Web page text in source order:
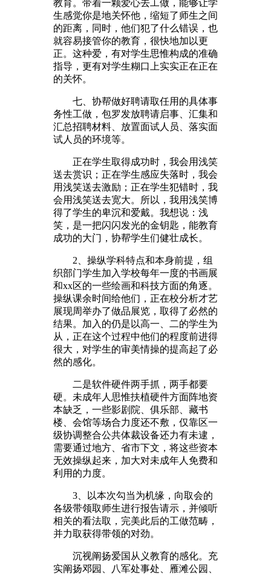
教育。带着一颗爱心去工做，能够让学
生感觉你是地关怀他，缩短了师生之间
的距离，同时，他们犯了什么错误，也
就容易接管你的教育，很快地加以更
正。这种爱，有对学生思惟构成的准确
指导，更有对学生糊口上实实正在正在
的关怀。
七、协帮做好聘请取任用的具体事
务性工做，包罗发放聘请启事、汇集和
汇总招聘材料、放置面试人员、落实面
试人员的环境等。
正在学生取得成功时，我会用浅笑
送去赏识；正在学生感应失落时，我会
用浅笑送去激励；正在学生犯错时，我
会用浅笑送去宽大。所以，我用浅笑博
得了学生的卑沉和爱戴。我想说：浅
笑，是一把闪闪发光的金钥匙，能教育
成功的大门，协帮学生们健壮成长。
2、操纵学科特点和本身前提，组
织部门学生加入学校每年一度的书画展
和xx区的一些绘画和科技方面的角逐。
操纵课余时间给他们，正在校分析才艺
展现周举办了做品展览，取得了必然的
结果。加入的仍是以高一、二的学生为
从，正在这个过程中他们的程度前进得
很大，对学生的审美情操的提高起了必
然的感化。
二是软件硬件两手抓，两手都要
硬。未成年人思惟扶植硬件方面阵地资
本缺乏，一些影剧院、俱乐部、藏书
楼、会馆等场合力度还不敷，仅靠区一
级协调整合公共体裁设备还力有未逮，
需要通过地方、省市下文，将这些资本
无效操纵起来，加大对未成年人免费和
利用的力度。
3、以本次勾当为机缘，向取会的
各级带领取师生进行报告请示，并倾听
相关的看法取，完美此后的工做范畴，
并力取获得带领的对劲。
沉视阐扬爱国从义教育的感化。充
实阐扬邓园、八军处事处、雁滩公园、